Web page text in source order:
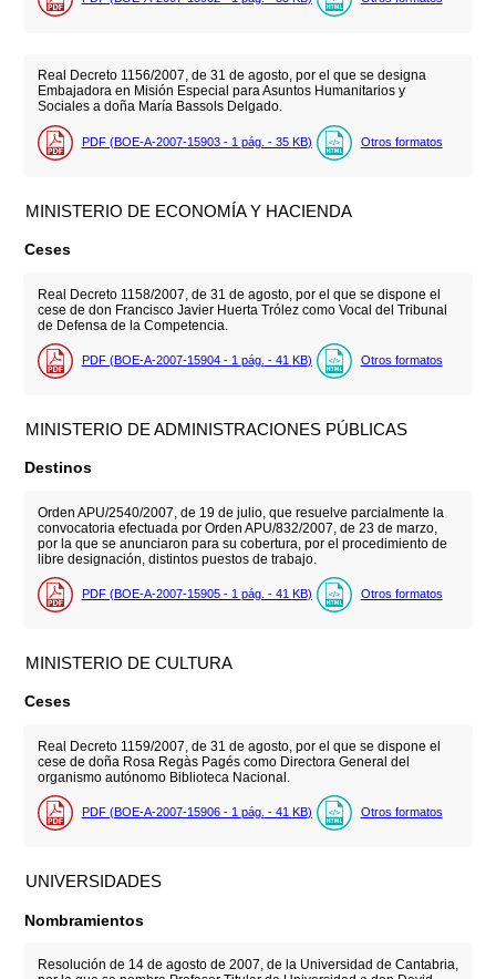
Real Decreto 1156/2007, de 31 de agosto, por el que se designa
Embajadora en Misión Especial para Asuntos Humanitarios y
Sociales a doña María Bassols Delgado.
PDF (BOE-A-2007-15903 - 1 pág. - 35 KB) Otros formatos
MINISTERIO DE ECONOMÍA Y HACIENDA
Ceses
Real Decreto 1158/2007, de 31 de agosto, por el que se dispone el
cese de don Francisco Javier Huerta Trólez como Vocal del Tribunal
de Defensa de la Competencia.
PDF (BOE-A-2007-15904 - 1 pág. - 41 KB) Otros formatos
MINISTERIO DE ADMINISTRACIONES PÚBLICAS
Destinos
Orden APU/2540/2007, de 19 de julio, que resuelve parcialmente la
convocatoria efectuada por Orden APU/832/2007, de 23 de marzo,
por la que se anunciaron para su cobertura, por el procedimiento de
libre designación, distintos puestos de trabajo.
PDF (BOE-A-2007-15905 - 1 pág. - 41 KB) Otros formatos
MINISTERIO DE CULTURA
Ceses
Real Decreto 1159/2007, de 31 de agosto, por el que se dispone el
cese de doña Rosa Regàs Pagés como Directora General del
organismo autónomo Biblioteca Nacional.
PDF (BOE-A-2007-15906 - 1 pág. - 41 KB) Otros formatos
UNIVERSIDADES
Nombramientos
Resolución de 14 de agosto de 2007, de la Universidad de Cantabria,